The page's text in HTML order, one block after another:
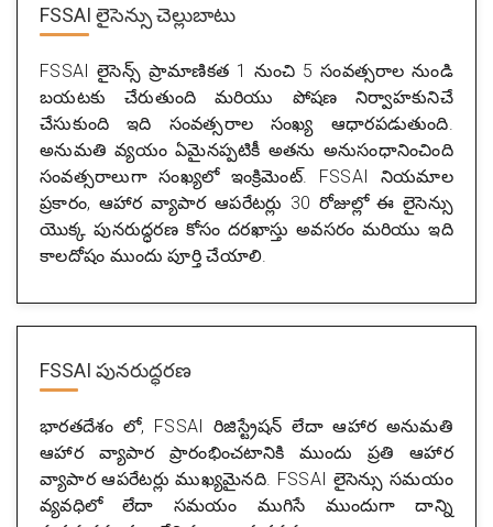
FSSAI లైసెన్సు చెల్లుబాటు
FSSAI లైసెన్స్ ప్రామాణికత 1 నుంచి 5 సంవత్సరాల నుండి
బయటకు చేరుతుంది మరియు పోషణ నిర్వాహకునిచే
చేసుకుంది ఇది సంవత్సరాల సంఖ్య ఆధారపడుతుంది.
అనుమతి వ్యయం ఏమైనప్పటికీ అతను అనుసంధానించింది
సంవత్సరాలుగా సంఖ్యలో ఇంక్రిమెంట్. FSSAI నియమాల
ప్రకారం, ఆహార వ్యాపార ఆపరేటర్లు 30 రోజుల్లో ఈ లైసెన్సు
యొక్క పునరుద్ధరణ కోసం దరఖాస్తు అవసరం మరియు ఇది
కాలదోషం ముందు పూర్తి చేయాలి.
FSSAI పునరుద్ధరణ
భారతదేశం లో, FSSAI రిజిస్ట్రేషన్ లేదా ఆహార అనుమతి
ఆహార వ్యాపార ప్రారంభించటానికి ముందు ప్రతి ఆహార
వ్యాపార ఆపరేటర్లు ముఖ్యమైనది. FSSAI లైసెన్సు సమయం
వ్యవధిలో లేదా సమయం ముగిసే ముందుగా దాన్ని